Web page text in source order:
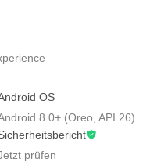
OS
8.0+ (Oreo, API 26)
prüfen